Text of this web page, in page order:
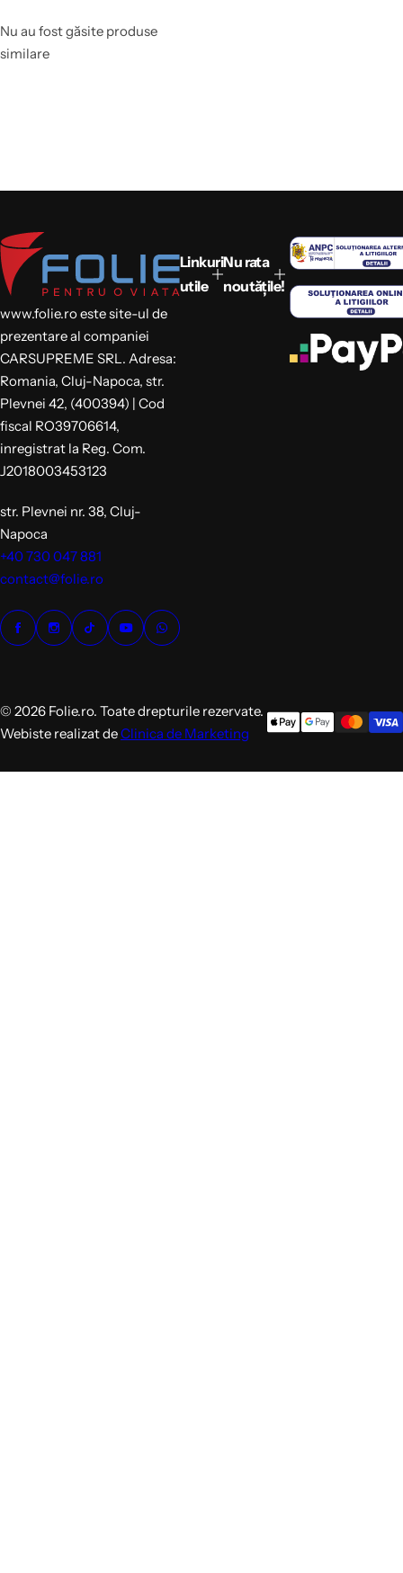
Nu au fost găsite produse
similare
www.folie.ro este site-ul de
prezentare al companiei
CARSUPREME SRL. Adresa:
Romania, Cluj-Napoca, str.
Plevnei 42, (400394) | Cod
fiscal RO39706614,
inregistrat la Reg. Com.
J2018003453123
str. Plevnei nr. 38, Cluj-
Napoca
+40 730 047 881
contact@folie.ro
Linkuri
utile
Nu rata
noutățile!
© 2026 Folie.ro. Toate drepturile rezervate.
Webiste realizat deClinica de Marketing